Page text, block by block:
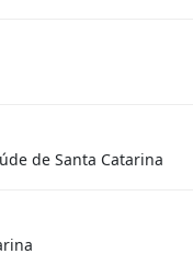
de Santa Catarina